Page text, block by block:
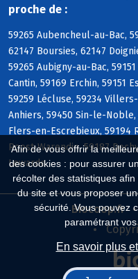
Afin de vous offrir la
des cookies : pour assurer
récolter des statistiques
du site et vous proposer
sécurité. Vous pouvez
paramétrant
En savoir plus
proche de :
59265 Aubencheul-au-Bac,
62147 Boursies, 62147
59265 Aubigny-au-Bac,
Cantin, 59169 Erchin, 59151
59259 Lécluse, 59234
Anhiers, 59450 Sin-le-Noble,
Flers-en-Escrebieux, 59194
Roost-Warendin, 59187
Lewarde
Biocoop.fr